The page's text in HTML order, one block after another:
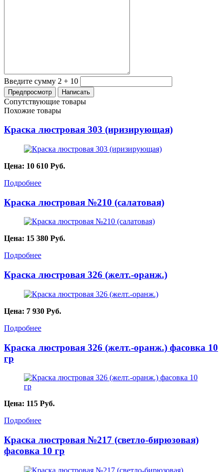
Введите сумму 2 + 10
Сопутствующие товары
Похожие товары
Краска люстровая 303 (иризирующая)
Цена: 10 610 Руб.
Подробнее
Краска люстровая №210 (салатовая)
Цена: 15 380 Руб.
Подробнее
Краска люстровая 326 (желт.-оранж.)
Цена: 7 930 Руб.
Подробнее
Краска люстровая 326 (желт.-оранж.) фасовка 10
гр
Цена: 115 Руб.
Подробнее
Краска люстровая №217 (светло-бирюзовая)
фасовка 10 гр